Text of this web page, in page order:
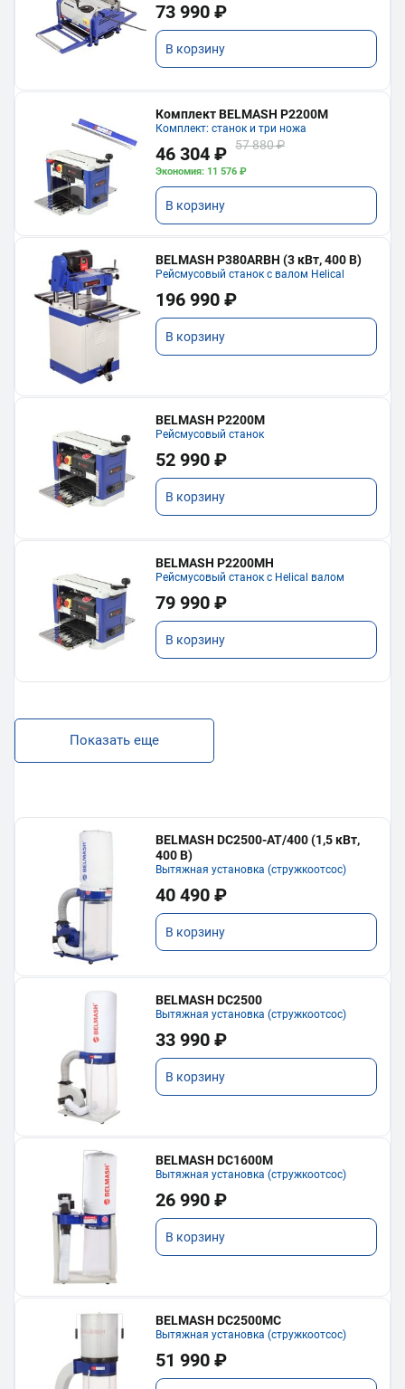
73 990 ₽
В корзину
Комплект BELMASH P2200M
Комплект: станок и три ножа
46 304 ₽ 57 880 ₽
Экономия: 11 576 ₽
В корзину
BELMASH P380ARBH (3 кВт, 400 В)
Рейсмусовый станок с валом Helical
196 990 ₽
В корзину
BELMASH P2200M
Рейсмусовый станок
52 990 ₽
В корзину
BELMASH P2200MH
Рейсмусовый станок с Helical валом
79 990 ₽
В корзину
Показать еще
BELMASH DC2500-AT/400 (1,5 кВт,
400 В)
Вытяжная установка (стружкоотсос)
40 490 ₽
В корзину
BELMASH DC2500
Вытяжная установка (стружкоотсос)
33 990 ₽
В корзину
BELMASH DC1600M
Вытяжная установка (стружкоотсос)
26 990 ₽
В корзину
BELMASH DC2500MC
Вытяжная установка (стружкоотсос)
51 990 ₽